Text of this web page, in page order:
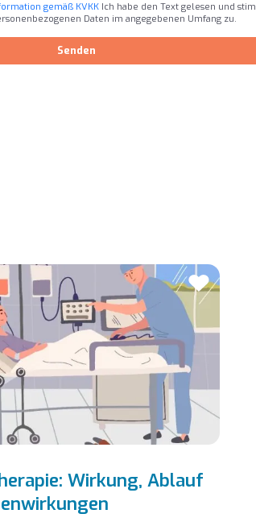
gemäß KVKKIch habe den Text gelesen und
Daten im angegebenen Umfang zu.
Senden
Wirkung, Ablauf